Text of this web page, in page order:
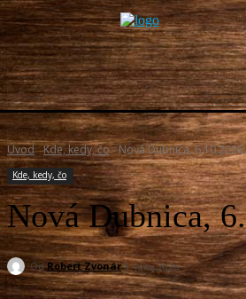
Úvod Kde, kedy, čo Nová Dubnica,
Kde, kedy, čo
Nová Dubnica,
Od Robert Zvonár 1. júna 2026